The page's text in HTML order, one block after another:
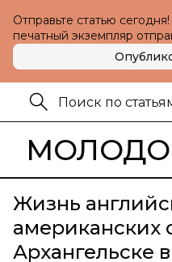
Отправьте статью
печатный экземпляр
Жизнь
американских
Архангельске